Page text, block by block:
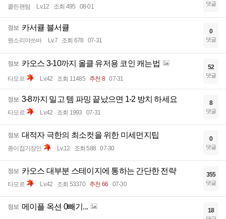
콜린팬텀 Lv.12 조회 495 08-01 댓글
정보 카서큘 블서큘
뭔소리야쓰바 Lv.7 조회 678 07-31
0
댓글
정보 카오스 3-10까지 올클 유저용 코인 캐는법
타모르 Lv.42 조회 11485 추천 8 07-31
52
댓글
정보 3-8까지 밀고 템 파밍 끝났으면 1-2 방치 하세요
타모르 Lv.42 조회 1993 07-31
8
댓글
정보 대적자 극한의 최소컷을 위한 미세먼지팁
종이접기장인 Lv.12 조회 588 07-30
0
댓글
정보 카오스 대부분 스테이지에 통하는 간단한 전략
타모르 Lv.42 조회 53370 추천 66 07-30
355
댓글
정보 메이플 옥션 0빼기... 18